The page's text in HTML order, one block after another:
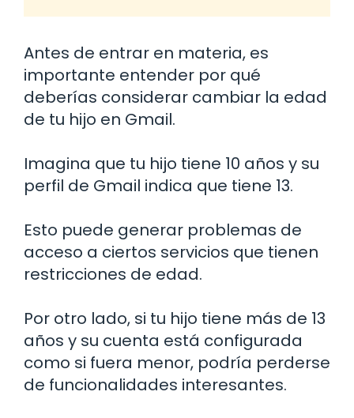
Antes de entrar en materia, es
importante entender por qué
deberías considerar cambiar la edad
de tu hijo en Gmail.
Imagina que tu hijo tiene 10 años y su
perfil de Gmail indica que tiene 13.
Esto puede generar problemas de
acceso a ciertos servicios que tienen
restricciones de edad.
Por otro lado, si tu hijo tiene más de 13
años y su cuenta está configurada
como si fuera menor, podría perderse
de funcionalidades interesantes.